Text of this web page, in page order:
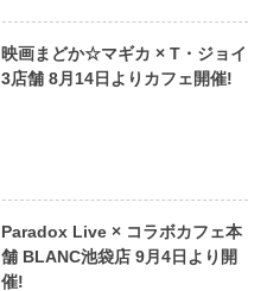
映画まどか☆マギカ × T・ジョイ
3店舗 8月14日よりカフェ開催!
Paradox Live × コラボカフェ本
舗 BLANC池袋店 9月4日より開
催!